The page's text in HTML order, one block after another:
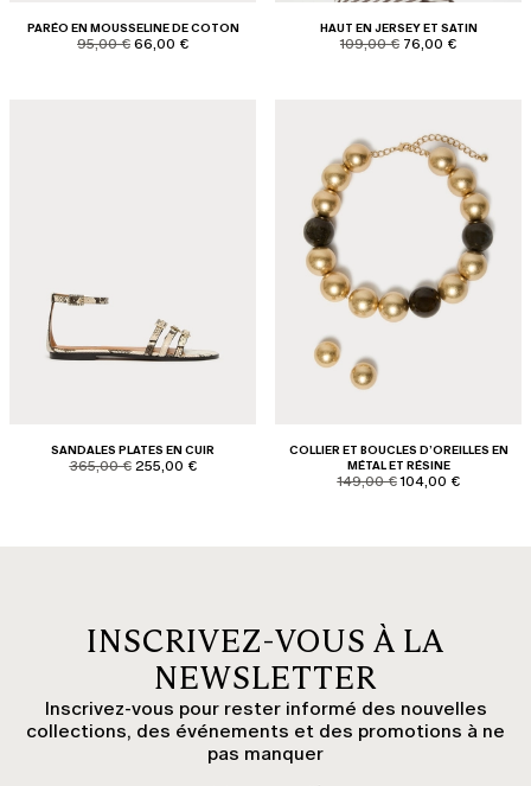
PARÉO EN MOUSSELINE DE COTON
product.price.original
95,00 € product.price.sale
66,00 €
HAUT EN JERSEY ET SATIN
product.price.original
109,00 € product.price.sale
76,00 €
SANDALES PLATES EN CUIR
product.price.original
365,00 € product.price.sale
255,00 €
COLLIER ET BOUCLES D’OREILLES EN
MÉTAL ET RÉSINE
product.price.original
149,00 €product.price.sale
104,00 €
INSCRIVEZ-VOUS À LA
NEWSLETTER
Inscrivez-vous pour rester informé des nouvelles
collections, des événements et des promotions à ne
pas manquer